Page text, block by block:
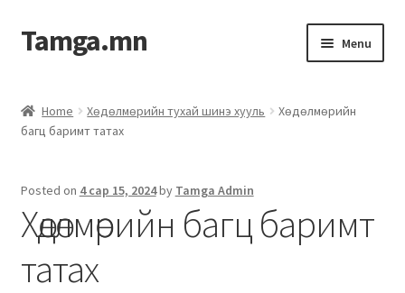
Tamga.mn Menu
ХАБЭА-н багц
Гэрээний загвар
Ажил гүйцэтгэх гэрээ
Дотоод журмын багц
Home Хөдөлмөрийн тухай шинэ хууль
Хөдөлмөрийн
багц баримт татах
Posted on 4 сар 15, 2024by Tamga Admin
Хөдөлмөрийн багц баримт
татах